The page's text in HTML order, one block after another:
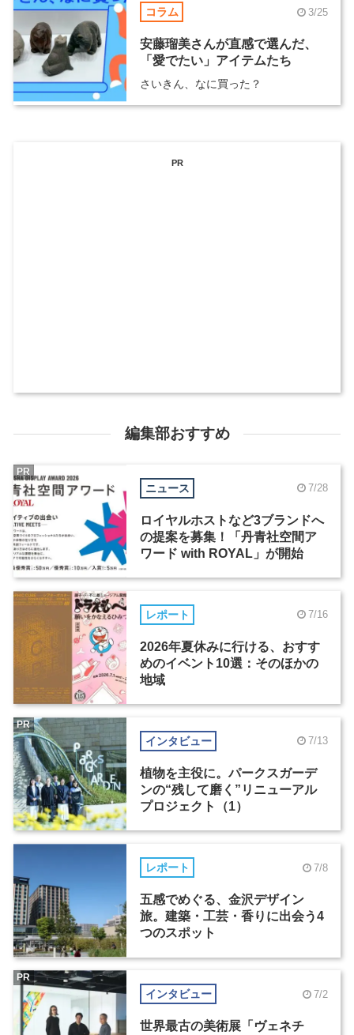
コラム 3/25
安藤瑠美さんが直感で選んだ、
「愛でたい」アイテムたち
さいきん、なに買った？
PR
編集部おすすめ
ニュース 7/28
ロイヤルホストなど3ブランドへ
の提案を募集！「丹青社空間ア
ワード with ROYAL」が開始
PR
レポート 7/16
2026年夏休みに行ける、おすす
めのイベント10選：そのほかの
地域
インタビュー 7/13
植物を主役に。パークスガーデ
ンの“残して磨く”リニューアル
プロジェクト（1）
PR
レポート 7/8
五感でめぐる、金沢デザイン
旅。建築・工芸・香りに出会う4
つのスポット
インタビュー 7/2
世界最古の美術展「ヴェネチ
PR